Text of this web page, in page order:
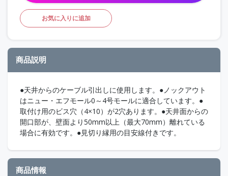
お気に入りに追加
商品説明
●天井からのケーブル引出しに使用します。●ノックアウト
はニュー・エフモール0～4号モールに適合しています。●
取付け用のビス穴（4×10）が2穴あります。●天井面からの
開口部が、壁面より50mm以上（最大70mm）離れている
場合に有効です。●見切り縁用の目安線付きです。
商品情報